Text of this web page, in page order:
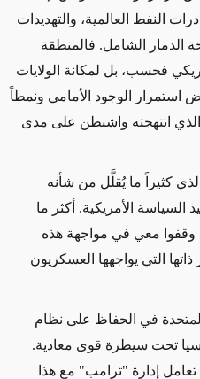
النفط العالمية، والتهديدات
الدمار الشامل. فالمنطقة
فحسب، بل لمكانة الولايات
استمرار الوجود الأمامي ونمطاً
انتهجته واشنطن على مدى
الذي كثيراً ما يُقلَّل من شأنه
الأمريكية. أكثر ما
وقفوا معي في مواجهة هذه
التي يواجهها العسكريون
في الحفاظ على نظام
تحت سيطرة قوى معادية.
إدارة "ترامب" مع هذا